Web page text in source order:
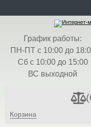
$ -
График работы:
ПН-ПТ с 10:00 до
Сб с 10:00 до 15:00
ВС выходной
(
Корзина